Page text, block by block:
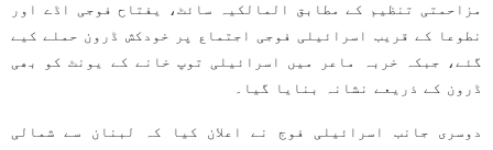
مزاحمتی تنظیم کے مطابق المالکیہ سائٹ، یفتاح فوجی اڈے اور
نطوعا کے قریب اسرائیلی فوجی اجتماع پر خودکش ڈرون حملے کیے
گئے، جبکہ خربہ ماعر میں اسرائیلی توپ خانے کے یونٹ کو بھی
ڈرون کے ذریعے نشانہ بنایا گیا۔
دوسری جانب اسرائیلی فوج نے اعلان کیا کہ لبنان سے شمالی